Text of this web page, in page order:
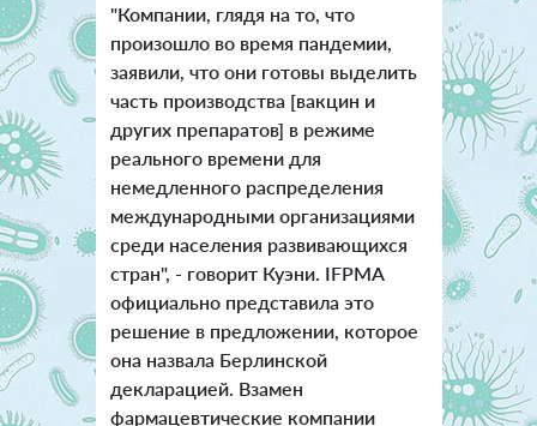
"Компании, глядя на то, что
произошло во время пандемии,
заявили, что они готовы выделить
часть производства [вакцин и
других препаратов] в режиме
реального времени для
немедленного распределения
международными организациями
среди населения развивающихся
стран", - говорит Куэни. IFPMA
официально представила это
решение в предложении, которое
она назвала Берлинской
декларацией. Взамен
фармацевтические компании